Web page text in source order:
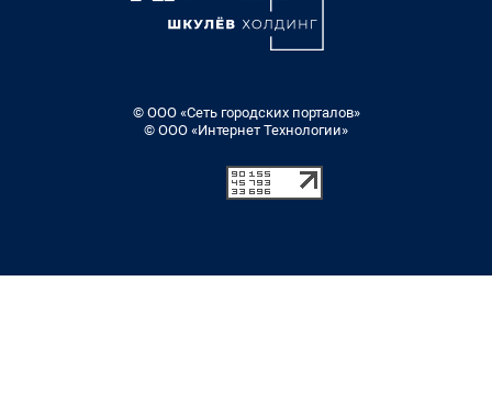
© ООО «Сеть городских порталов»
© ООО «Интернет Технологии»